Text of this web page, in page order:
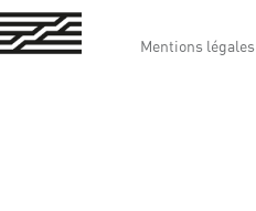
Mentions légales